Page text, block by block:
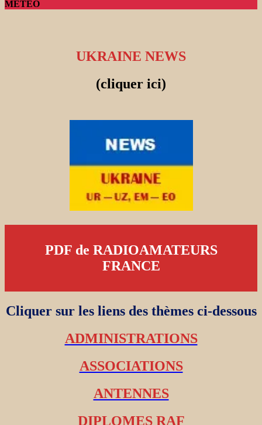
METEO
UKRAINE NEWS
(cliquer ici)
PDF de RADIOAMATEURS
FRANCE
Cliquer sur les liens des thèmes ci-dessous
ADMINISTRATIONS
ASSOCIATIONS
ANTENNES
DIPLOMES RAF